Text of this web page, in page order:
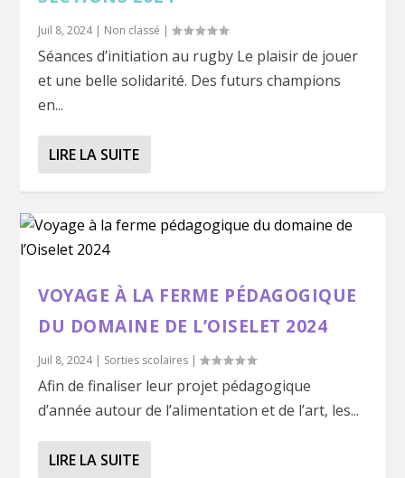
Juil 8, 2024| Non classé |
Séances d’initiation au rugby Le plaisir de jouer
et une belle solidarité. Des futurs champions
en...
LIRE LA SUITE
VOYAGE À LA FERME PÉDAGOGIQUE
DU DOMAINE DE L’OISELET 2024
Juil 8, 2024| Sorties scolaires |
Afin de finaliser leur projet pédagogique
d’année autour de l’alimentation et de l’art, les...
LIRE LA SUITE